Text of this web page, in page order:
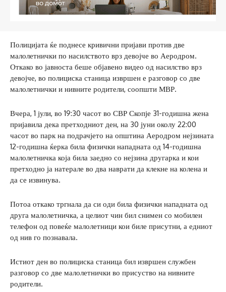
Полицијата ќе поднесе кривични пријави против две
малолетнички по насилството врз девојче во Аеродром.
Откако во јавноста беше објавено видео од насилство врз
девојче, во полициска станица извршен е разговор со две
малолетнички и нивните родители, соопшти МВР.
Вчера, 1 јули, во 19:30 часот во СВР Скопје 31-годишна жена
пријавила дека претходниот ден, на 30 јуни околу 22:00
часот во парк на подрачјето на општина Аеродром нејзината
12-годишна ќерка била физички нападната од 14-годишна
малолетничка која била заедно со нејзина другарка и кои
претходно ја натерале во два наврати да клекне на колена и
да се извинува.
Потоа откако тргнала да си оди била физички нападната од
друга малолетничка, а целиот чин бил снимен со мобилен
телефон од повеќе малолетници кои биле присутни, а едниот
од нив го познавала.
Истиот ден во полициска станица бил извршен службен
разговор со две малолетнички во присуство на нивните
родители.